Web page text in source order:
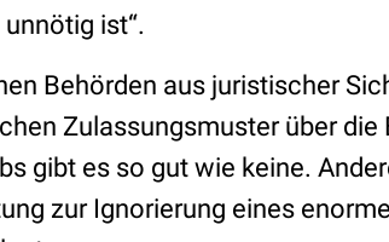
ist“.
Behörden aus juristischer
Zulassungsmuster über
gibt es so gut wie keine.
zur Ignorierung eines